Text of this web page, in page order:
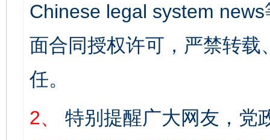
Chinese legal system
面合同授权许可，严禁转
任。
2、
特别提醒广大网友，党